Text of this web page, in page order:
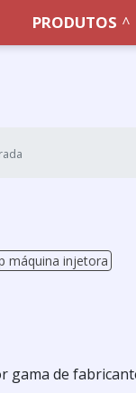
PRODUTOS
máquina injetora
gama de